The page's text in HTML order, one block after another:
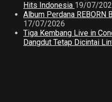
Hits Indonesia 19/07/
Album Perdana REBORN
17/07/2026
Tiga Kembang Live in
Dangdut Tetap Dicintai